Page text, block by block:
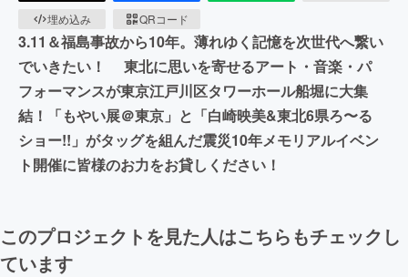
埋め込み
QRコード
3.11＆福島事故から10年。薄れゆく記憶を次世代へ繋い
でいきたい！ 東北に思いを寄せるアート・音楽・パ
フォーマンスが東京江戸川区タワーホール船堀に大集
結！「もやい展＠東京」と「白崎映美&東北6県ろ〜る
ショー!!」がタッグを組んだ震災10年メモリアルイベン
ト開催に皆様のお力をお貸しください！
このプロジェクトを見た人はこちらもチェックし
ています